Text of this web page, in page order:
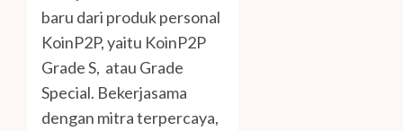
baru dari produk personal
KoinP2P, yaitu KoinP2P
Grade S, atau Grade
Special. Bekerjasama
dengan mitra terpercaya,